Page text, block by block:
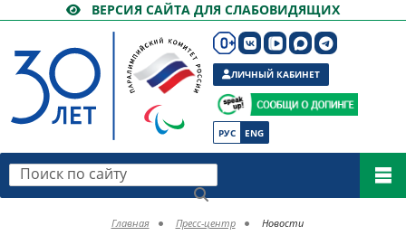
ВЕРСИЯ САЙТА ДЛЯ СЛАБОВИДЯЩИХ
РУС ENG
ЛИЧНЫЙ КАБИНЕТ
Поиск по сайту
Главная Пресс-центр Новости